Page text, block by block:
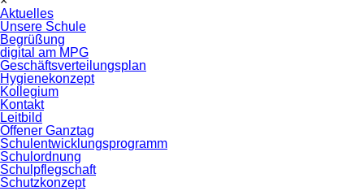
überspringen
Aktuelles
Unsere Schule
Begrüßung
digital am MPG
Geschäftsverteilungsplan
Hygienekonzept
Kollegium
Kontakt
Leitbild
Offener Ganztag
Schulentwicklungsprogramm
Schulordnung
Schulpflegschaft
Schutzkonzept